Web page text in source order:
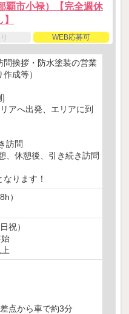
覇市小禄）【完全週休
WEB応募可
問挨拶・防水塗装の営業
成等）
]
アへ出発、エリアに到
訪問
休憩後、引き続き訪問
ります！
）
祝）
点から車で約3分